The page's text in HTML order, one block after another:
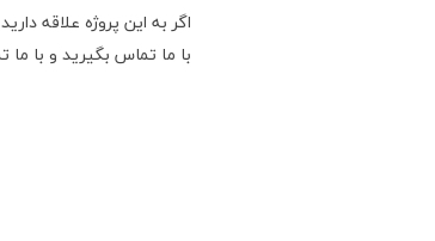
اگر به این پروژه علاقه
با ما تماس بگیرید و با